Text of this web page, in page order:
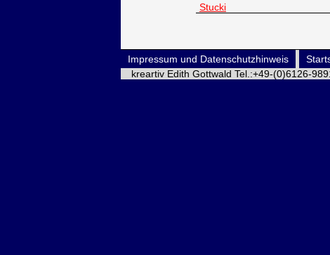
Stucki
Impressum und Datenschutzhinweis
kreartiv Edith Gottwald Tel.:+49-(0)6126-